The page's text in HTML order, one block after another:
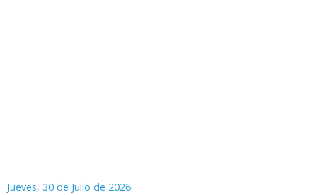
Jueves, 30 de Julio de 2026